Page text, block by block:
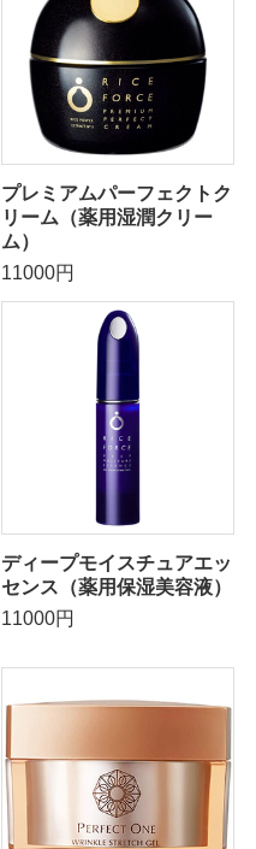
プレミアムパーフェクトク
リーム（薬用湿潤クリー
ム）
11000円
ディープモイスチュアエッ
センス（薬用保湿美容液）
11000円